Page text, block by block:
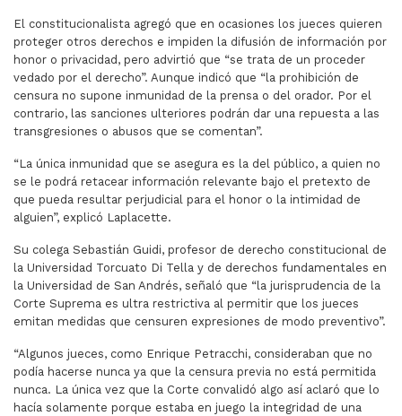
El constitucionalista agregó que en ocasiones los jueces quieren
proteger otros derechos e impiden la difusión de información por
honor o privacidad, pero advirtió que “se trata de un proceder
vedado por el derecho”. Aunque indicó que “la prohibición de
censura no supone inmunidad de la prensa o del orador. Por el
contrario, las sanciones ulteriores podrán dar una repuesta a las
transgresiones o abusos que se comentan”.
“La única inmunidad que se asegura es la del público, a quien no
se le podrá retacear información relevante bajo el pretexto de
que pueda resultar perjudicial para el honor o la intimidad de
alguien”, explicó Laplacette.
Su colega Sebastián Guidi, profesor de derecho constitucional de
la Universidad Torcuato Di Tella y de derechos fundamentales en
la Universidad de San Andrés, señaló que “la jurisprudencia de la
Corte Suprema es ultra restrictiva al permitir que los jueces
emitan medidas que censuren expresiones de modo preventivo”.
“Algunos jueces, como Enrique Petracchi, consideraban que no
podía hacerse nunca ya que la censura previa no está permitida
nunca. La única vez que la Corte convalidó algo así aclaró que lo
hacía solamente porque estaba en juego la integridad de una